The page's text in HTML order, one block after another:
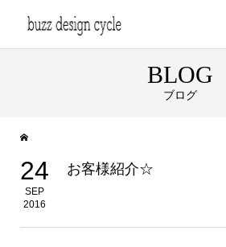
BLOG
ブログ
24
SEP
2016
お客様紹介☆